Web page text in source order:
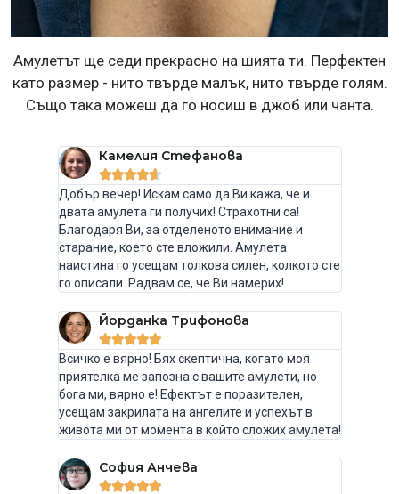
Амулетът ще седи прекрасно на шията ти. Перфектен
като размер - нито твърде малък, нито твърде голям.
Също така можеш да го носиш в джоб или чанта.
Камелия Стефанова

Добър вечер! Искам само да Ви кажа, че и
двата амулета ги получих! Страхотни са!
Благодаря Ви, за отделеното внимание и
старание, което сте вложили. Амулета
наистина го усещам толкова силен, колкото сте
го описали. Радвам се, че Ви намерих!
Йорданка Трифонова

Всичко е вярно! Бях скептична, когато моя
приятелка ме запозна с вашите амулети, но
бога ми, вярно е! Ефектът е поразителен,
усещам закрилата на ангелите и успехът в
живота ми от момента в който сложих амулета!
София Анчева
